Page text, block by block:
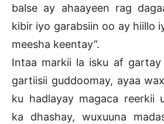
balse ay ahaayeen rag
kibir iyo garabsiin oo ay hiillo
meesha keentay”.
Intaa markii la isku af gartay
gartiisii guddoomay, ayaa
ku hadlayay magaca reerkii
ka dhashay, wuxuuna